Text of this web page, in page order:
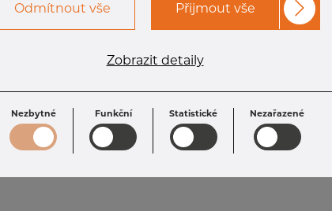
Odmítnout vše Přijmout vše
Zobrazit detaily
Nezbytné Funkční Statistické Nezařazené